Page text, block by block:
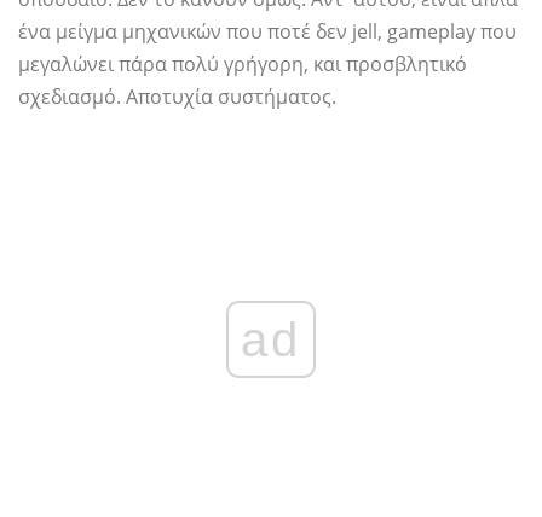
ένα μείγμα μηχανικών που ποτέ δεν jell, gameplay που
μεγαλώνει πάρα πολύ γρήγορη, και προσβλητικό
σχεδιασμό. Αποτυχία συστήματος.
ad